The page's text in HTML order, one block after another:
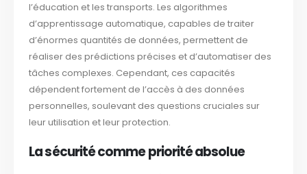
l’éducation et les transports. Les algorithmes
d’apprentissage automatique, capables de traiter
d’énormes quantités de données, permettent de
réaliser des prédictions précises et d’automatiser des
tâches complexes. Cependant, ces capacités
dépendent fortement de l’accès à des données
personnelles, soulevant des questions cruciales sur
leur utilisation et leur protection.
La sécurité comme priorité absolue